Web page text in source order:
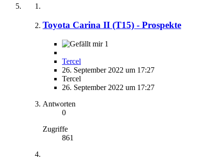
Toyota Carina II (T15) - Prospekte
1
Tercel
26. September 2022 um 17:27
Tercel
26. September 2022 um 17:27
Antworten
0
Zugriffe
861